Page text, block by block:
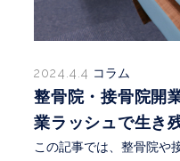
2024.4.4 コラム
整骨院・接骨院開
業ラッシュで生き
この記事では、整骨院や